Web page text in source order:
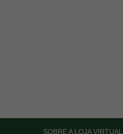
SOBRE A LOJA VIRTUAL